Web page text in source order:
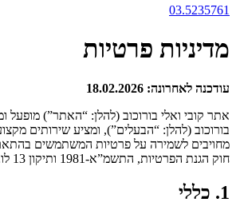
03.5235761
מדיניות פרטיות
עודכנה לאחרונה: 18.02.2026
אתר קובי ואלי בורוכוב (להלן: “האתר”) מופעל
בורוכוב (להלן: “הבעלים”), ומציע שירותים
מחויבים לשמירה על פרטיות המשתמשים
חוק הגנת הפרטיות, התשמ”א-1981 ותיקון 13 לו.
1. כללי